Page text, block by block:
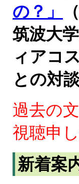
の？」
筑波大
ィアコ
との対
過去の
視聴申
新着案